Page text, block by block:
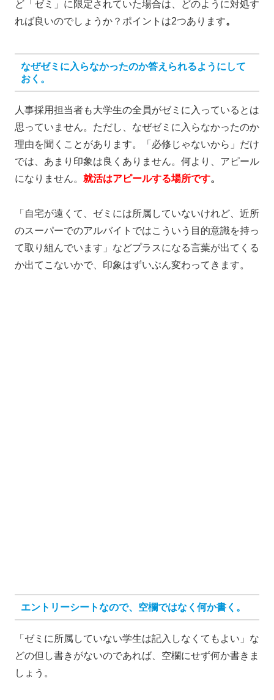
ど 「ゼミ」に限定されていた場合は、どのように対処す
れば良いのでしょうか？ポイントは2つあります。
なぜゼミに入らなかったのか答えられるようにして
おく。
人事採用担当者も大学生の全員がゼミに入っているとは
思っていません。ただし、なぜゼミに入らなかったのか
理由を聞くことがあります。「必修じゃないから」だけ
では、あまり印象は良くありません。何より、アピール
になりません。 就活はアピールする場所です。
「自宅が遠くて、ゼミには所属していないけれど、近所
のスーパーでのアルバイトではこういう目的意識を持っ
て取り組んでいます」などプラスになる言葉が出てくる
か出てこないかで、印象はずいぶん変わってきます。
エントリーシートなので、空欄ではなく何か書く。
「ゼミに所属していない学生は記入しなくてもよい」な
どの但し書きがないのであれば、空欄にせず何か書きま
しょう。